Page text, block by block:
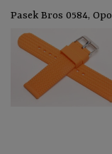
Pasek Bros 0584,